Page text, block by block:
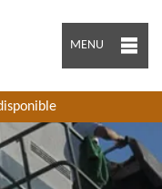
MENU